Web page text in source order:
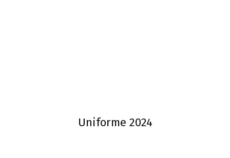
Uniforme 2024